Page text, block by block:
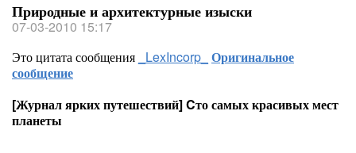
Природные и архитектурные изыски
07-03-2010 15:17
Это цитата сообщения
_LexIncorp_ Оригинальное
сообщение
[Журнал ярких путешествий] Cто самых красивых мест
планеты